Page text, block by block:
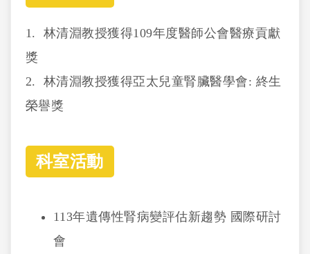
1. 林清淵教授獲得109年度醫師公會醫療貢獻
獎
2. 林清淵教授獲得亞太兒童腎臟醫學會: 終生
榮譽獎
科室活動
113年遺傳性腎病變評估新趨勢 國際研討
會